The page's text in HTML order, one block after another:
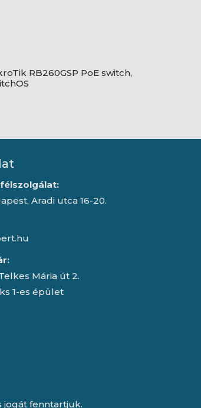
RB260GSP PoE switch,
Aradi utca 16-20.
Mária út 2.
1-es épület
jogát fenntartjuk.